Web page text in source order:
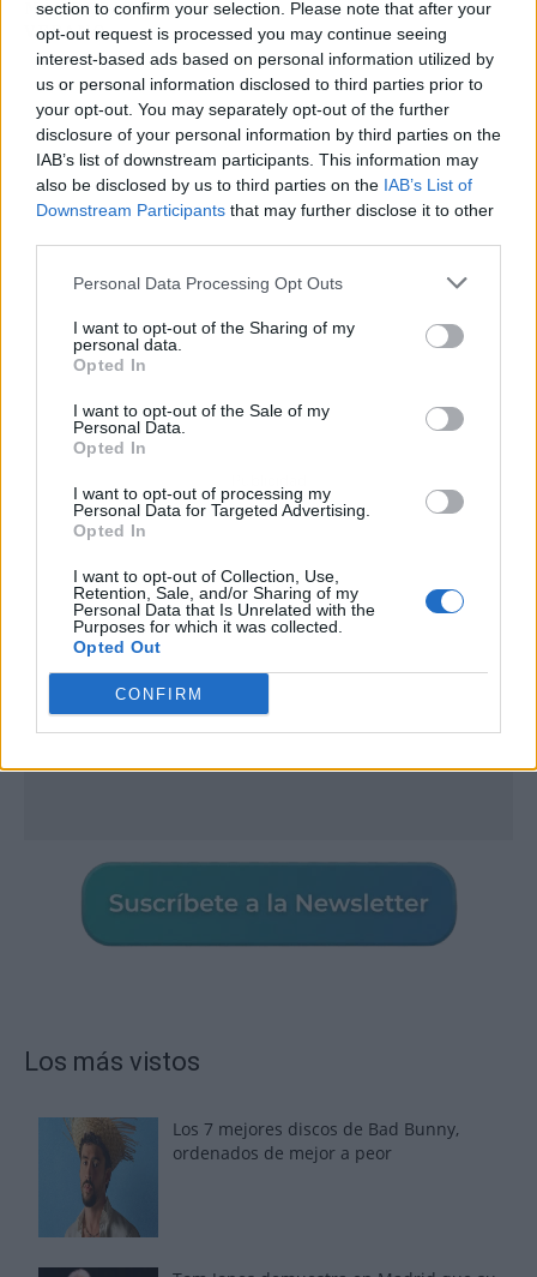
section to confirm your selection. Please note that after your
opt-out request is processed you may continue seeing
interest-based ads based on personal information utilized by
us or personal information disclosed to third parties prior to
your opt-out. You may separately opt-out of the further
disclosure of your personal information by third parties on the
IAB’s list of downstream participants. This information may
also be disclosed by us to third parties on the IAB’s List of
Downstream Participants that may further disclose it to other
Personal Data Processing Opt Outs
I want to opt-out of the Sharing of my
personal data.
Opted In
I want to opt-out of the Sale of my
Personal Data.
Opted In
I want to opt-out of processing my
Personal Data for Targeted Advertising.
Opted In
I want to opt-out of Collection, Use,
Retention, Sale, and/or Sharing of my
Personal Data that Is Unrelated with the
Purposes for which it was collected.
Opted Out
CONFIRM
MÁS DESATADOS EN
VERANO
Los más vistos
Los 7 mejores discos de Bad Bunny,
ordenados de mejor a peor